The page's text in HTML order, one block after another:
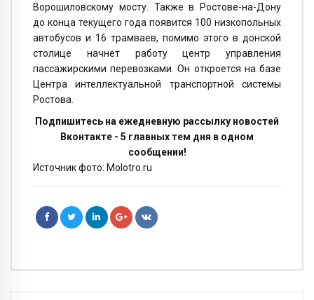
Ворошиловскому мосту. Также в Ростове-на-Дону
до конца текущего года появится 100 низкопольных
автобусов и 16 трамваев, помимо этого в донской
столице начнет работу центр управления
пассажирскими перевозками. Он откроется на базе
Центра интеллектуальной транспортной системы
Ростова.
Подпишитесь на ежедневную рассылку новостей
Вконтакте - 5 главных тем дня в одном
сообщении!
Источник фото: Molotro.ru